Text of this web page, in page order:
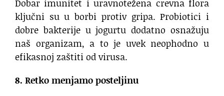
Dobar imunitet i uravnotežena crevna flora
ključni su u borbi protiv gripa. Probiotici i
dobre bakterije u jogurtu dodatno osnažuju
naš organizam, a to je uvek neophodno u
efikasnoj zaštiti od virusa.
8. Retko menjamo posteljinu